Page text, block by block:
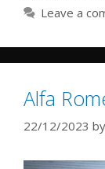
Leave a
Alfa
22/12/2023 by